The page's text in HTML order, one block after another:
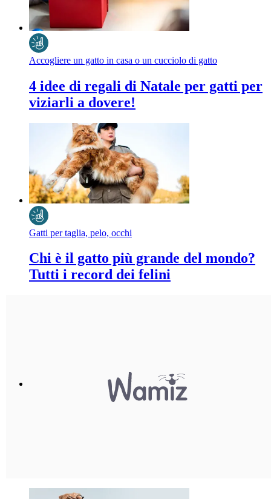
Accogliere un gatto in casa o un cucciolo di gatto
4 idee di regali di Natale per gatti per
viziarli a dovere!
Gatti per taglia, pelo, occhi
Chi è il gatto più grande del mondo?
Tutti i record dei felini